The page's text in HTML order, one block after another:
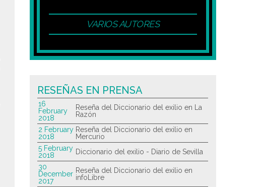
VARIOS AUTORES
RESEÑAS EN PRENSA
16
February
2018
Reseña del Diccionario del exilio en La
Razón
2 February
2018
Reseña del Diccionario del exilio en
Mercurio
5 February
2018
Diccionario del exilio - Diario de Sevilla
30
December
2017
Reseña del Diccionario del exilio en
infoLibre